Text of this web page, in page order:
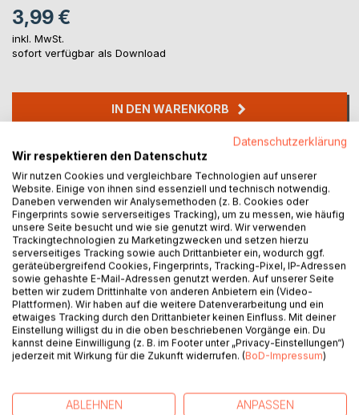
3,99 €
inkl. MwSt.
sofort verfügbar als Download
IN DEN WARENKORB
Auf die Merkliste
Titel bewerten
BESCHREIBUNG
Ein Junge begegnet im Traum einer Hexe. Er erwacht und
ihm wird bewusst, dass er sie kennt. Ein Mädchen und sein
legendäre Mahagonischiff. Zwei Geschwister verlieren sich
in der Felsenstadt Petra in Jordanien. Eine
Datenschutzerklärung
Wir respektieren den Datenschutz
Wir nutzen Cookies und vergleichbare Technologien auf unserer
Website. Einige von ihnen sind essenziell und technisch notwendig.
Daneben verwenden wir Analysemethoden (z. B. Cookies oder
Fingerprints sowie serverseitiges Tracking), um zu messen, wie häufig
unsere Seite besucht und wie sie genutzt wird. Wir verwenden
Trackingtechnologien zu Marketingzwecken und setzen hierzu
serverseitiges Tracking sowie auch Drittanbieter ein, wodurch ggf.
geräteübergreifend Cookies, Fingerprints, Tracking-Pixel, IP-Adressen
sowie gehashte E-Mail-Adressen genutzt werden. Auf unserer Seite
betten wir zudem Drittinhalte von anderen Anbietern ein (Video-
Plattformen). Wir haben auf die weitere Datenverarbeitung und ein
etwaiges Tracking durch den Drittanbieter keinen Einfluss. Mit deiner
Einstellung willigst du in die oben beschriebenen Vorgänge ein. Du
kannst deine Einwilligung (z. B. im Footer unter „Privacy-Einstellungen“)
jederzeit mit Wirkung für die Zukunft widerrufen. (BoD-Impressum)
ABLEHNEN ANPASSEN